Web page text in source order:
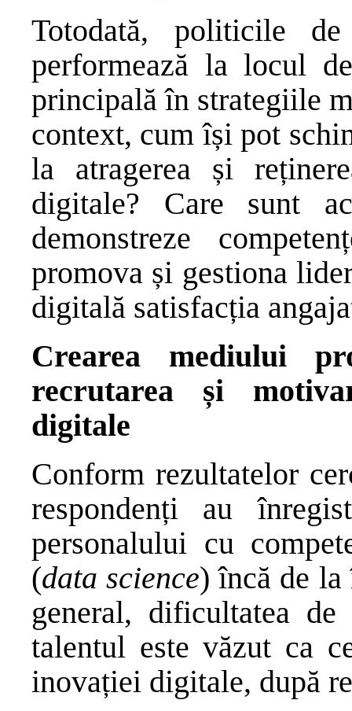
Totodată, politicile
performează la locul
principală în strategiile
context, cum își pot
la atragerea și
digitale? Care sunt
demonstreze
promova și gestiona
digitală satisfacția
Crearea mediului
recrutarea și
digitale
Conform rezultatelor
respondenți au
personalului cu
(data science) încă de
general, dificultatea
talentul este văzut ca
inovației digitale, după